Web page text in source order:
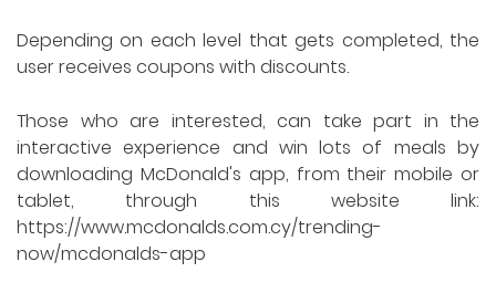
Depending on each level that gets completed, the
user receives coupons with discounts.
Those who are interested, can take part in the
interactive experience and win lots of meals by
downloading McDonald's app, from their mobile or
tablet, through this website link:
https://www.mcdonalds.com.cy/trending-
now/mcdonalds-app